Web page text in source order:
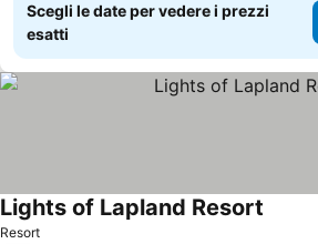
Scegli le date per vedere i prezzi
esatti
Resort
Lights of Lapland Resort